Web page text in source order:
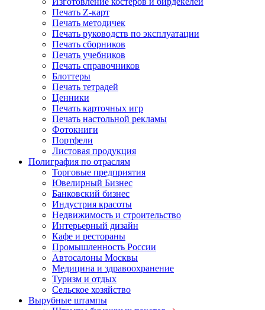
Печать Z-карт
Печать методичек
Печать руководств по эксплуатации
Печать сборников
Печать учебников
Печать справочников
Блоттеры
Печать тетрадей
Ценники
Печать карточных игр
Печать настольной рекламы
Фотокниги
Портфели
Листовая продукция
Полиграфия по отраслям
Торговые предприятия
Ювелирный Бизнес
Банковский бизнес
Индустрия красоты
Недвижимость и строительство
Интерьерный дизайн
Кафе и рестораны
Промышленность России
Автосалоны Москвы
Медицина и здравоохранение
Туризм и отдых
Сельское хозяйство
Вырубные штампы